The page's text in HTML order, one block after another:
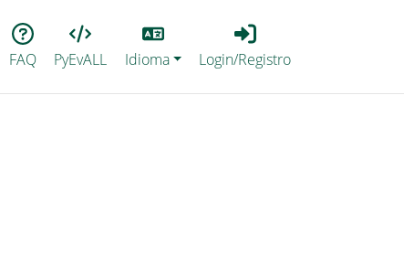
FAQ PyEvALL
Lang
Idioma
Login_Registro
Login/Registro